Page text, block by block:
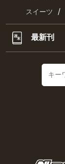
スイーツ /
最新刊